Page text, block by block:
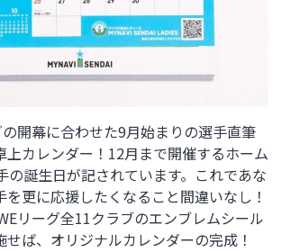
開幕に合わせた9月始まりの選手直筆
上カレンダー！12月まで開催するホーム
の誕生日が記されています。これであな
を更に応援したくなること間違いなし！
リーグ全11クラブのエンブレムシール
ば、オリジナルカレンダーの完成！